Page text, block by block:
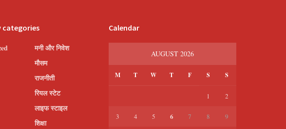
categories
मनी और निवेश
मौसम
राजनीती
रियल स्टेट
लाइफ स्टाइल
शिक्षा
Calendar
AUGUST 2026
M T W T F S S
1 2
3 4 5 6 7 8 9